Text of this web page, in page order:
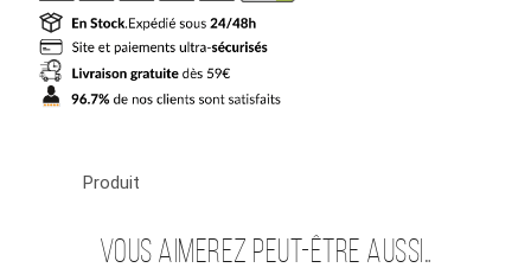
2025
2026
Timber
Produit
Vous aimerez peut-être aussi…